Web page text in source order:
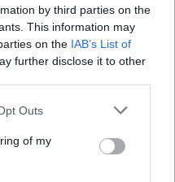
by third parties on the
This information may
on the IAB’s List of
further disclose it to other
uses one or more Google
You may click to
its third-party tags to
purposes in below Google
Outs
of my